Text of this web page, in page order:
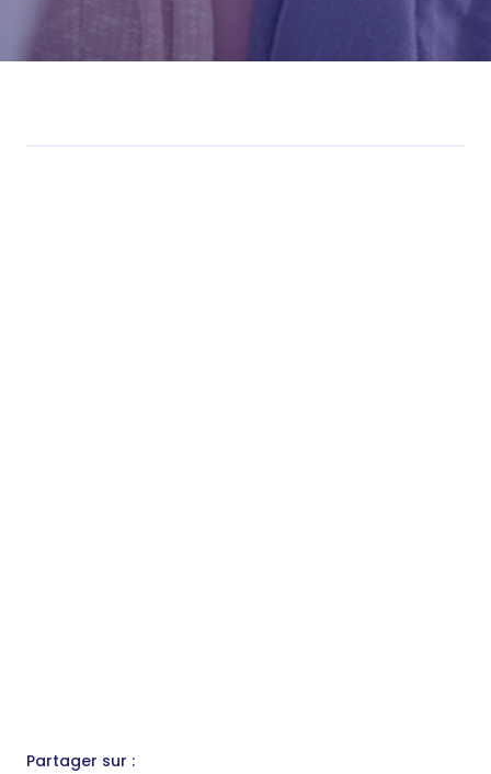
Partager sur :